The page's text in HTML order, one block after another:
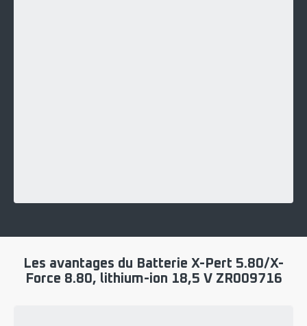
Les avantages du Batterie X-Pert 5.80/X-
Force 8.80, lithium-ion 18,5 V ZR009716